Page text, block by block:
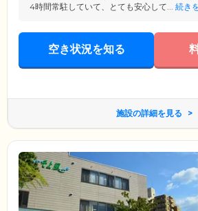
4時間常駐していて、とても安心して... 続き
空き状況を知る
施設の詳細を見る